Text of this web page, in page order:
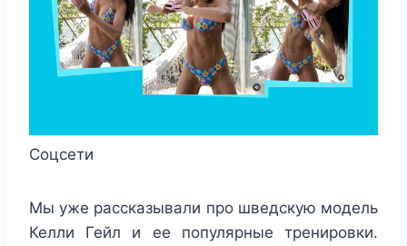
Соцсети
Мы уже рассказывали про шведскую модель
Келли Гейл и ее популярные тренировки.